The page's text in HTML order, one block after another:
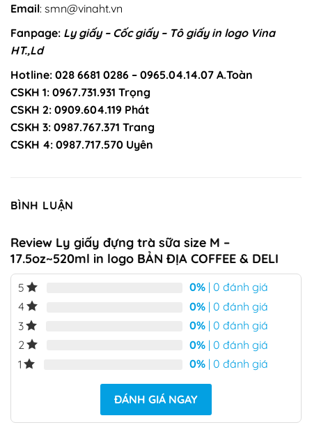
Email: smn@vinaht.vn
Fanpage: Ly giấy – Cốc giấy – Tô giấy in logo Vina
HT.,Ld
Hotline: 028 6681 0286 – 0965.04.14.07 A.Toàn
CSKH 1: 0967.731.931 Trọng
CSKH 2: 0909.604.119 Phát
CSKH 3: 0987.767.371 Trang
CSKH 4: 0987.717.570 Uyên
BÌNH LUẬN
Review Ly giấy đựng trà sữa size M –
17.5oz~520ml in logo BẢN ĐỊA COFFEE & DELI
5 0% | 0 đánh giá
4
0% | 0 đánh giá
3
0% | 0 đánh giá
2
0% | 0 đánh giá
1
0% | 0 đánh giá
ĐÁNH GIÁ NGAY